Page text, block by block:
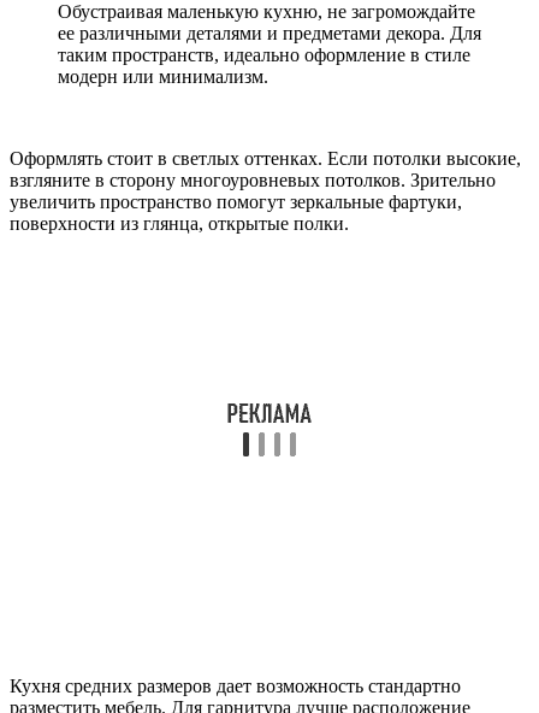
Обустраивая маленькую кухню, не загромождайте
ее различными деталями и предметами декора. Для
таким пространств, идеально оформление в стиле
модерн или минимализм.
Оформлять стоит в светлых оттенках. Если потолки высокие,
взгляните в сторону многоуровневых потолков. Зрительно
увеличить пространство помогут зеркальные фартуки,
поверхности из глянца, открытые полки.
Кухня средних размеров дает возможность стандартно
разместить мебель. Для гарнитура лучше расположение